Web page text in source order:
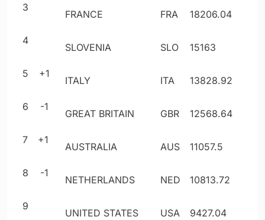
3
FRANCE FRA 18206.04
4
SLOVENIA SLO 15163
5 +1
ITALY ITA 13828.92
6 -1
GREAT BRITAIN GBR 12568.64
7 +1
AUSTRALIA AUS 11057.5
8 -1
NETHERLANDS NED 10813.72
9
UNITED STATES USA 9427.04